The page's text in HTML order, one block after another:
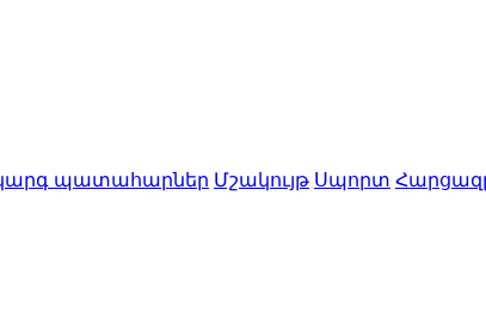
պատահարներ Մշակույթ Սպորտ